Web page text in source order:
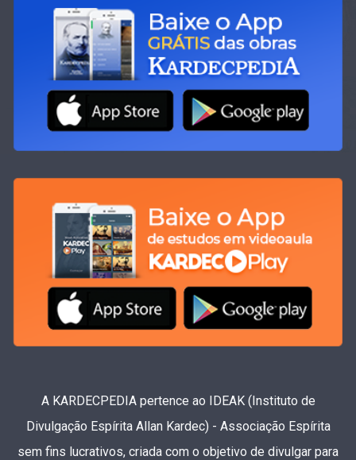
A KARDECPEDIA pertence ao IDEAK (Instituto de
Divulgação Espírita Allan Kardec) - Associação Espírita
sem fins lucrativos, criada com o objetivo de divulgar para